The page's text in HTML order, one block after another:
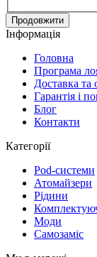
Продовжити
Інформація
Головна
Програма
Доставка та
Гарантія і
Блог
Контакти
Категорії
Pod-системи
Атомайзери
Рідини
Моди
Самозаміс